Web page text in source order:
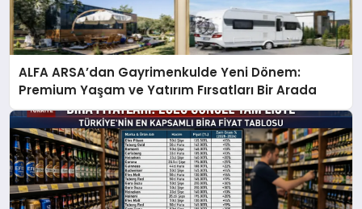
ALFA ARSA’dan Gayrimenkulde Yeni Dönem:
Premium Yaşam ve Yatırım Fırsatları Bir Arada